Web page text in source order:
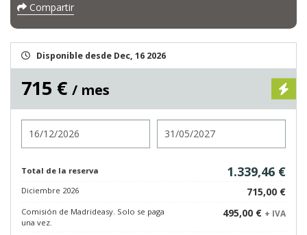
Compartir
Disponible desde Dec, 16 2026
715 € / mes
Total de la reserva 1.339,46 €
Diciembre 2026 715,00 €
Comisión de Madrideasy. Solo se paga
una vez.
495,00 € + IVA